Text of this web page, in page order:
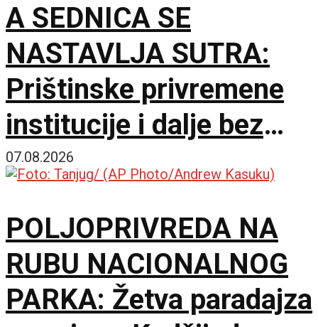
A SEDNICA SE
NASTAVLJA SUTRA:
Prištinske privremene
institucije i dalje bez
dogovora o predsedniku
07.08.2026
POLJOPRIVREDA NA
RUBU NACIONALNOG
PARKA: Žetva paradajza